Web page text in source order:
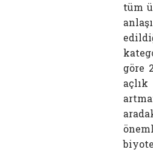
tüm
göre